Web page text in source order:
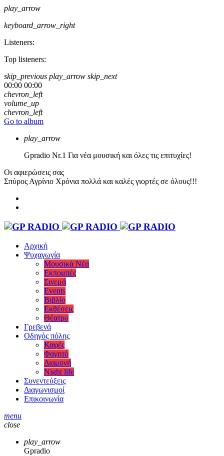
play_arrow
keyboard_arrow_right
Listeners:
Top listeners:
skip_previous play_arrow skip_next
00:00 00:00
chevron_left
volume_up
chevron_left
Go to album
play_arrow
Gpradio Nr.1 Για νέα μουσική και όλες τις επιτυχίες!
Οι αφιερώσεις σας
Σπύρος Αγρίνιο Χρόνια πολλά και καλές γιορτές σε όλους!!!
Αρχική
Ψυχαγωγία
Μουσικά Νέα
Εκπομπές
Σινεμά
Events
Βιβλίο
Εκθέσεις
Θέατρο
Γρεβενά
Οδηγός πόλης
Καφές
Φαγητό
Διαμονή
Night life
Συνεντεύξεις
Διαγωνισμοί
Επικοινωνία
menu
close
play_arrow
Gpradio